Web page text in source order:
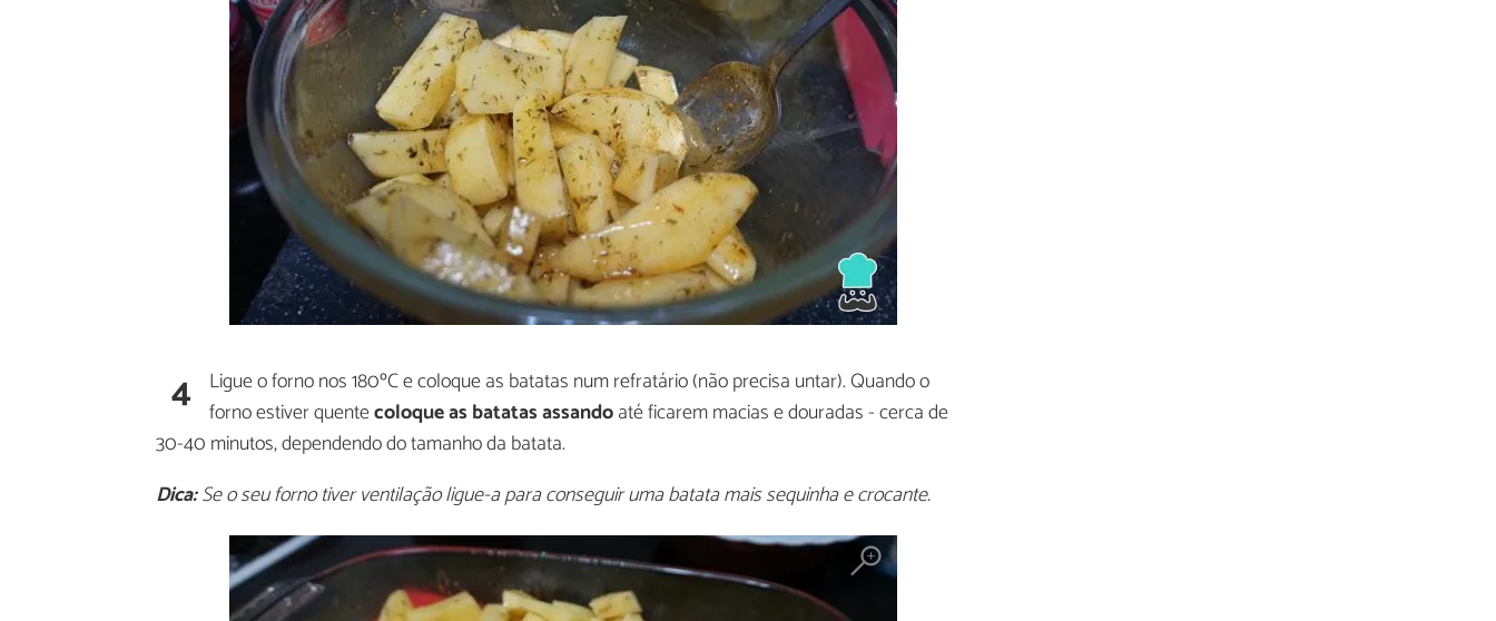
4 Ligue o forno nos 180ºC e coloque as batatas num refratário (não precisa untar). Quando o
forno estiver quentecoloque as batatas assandoaté ficarem macias e douradas - cerca de
30-40 minutos, dependendo do tamanho da batata.
Dica:Se o seu forno tiver ventilação ligue-a para conseguir uma batata mais sequinha e crocante.